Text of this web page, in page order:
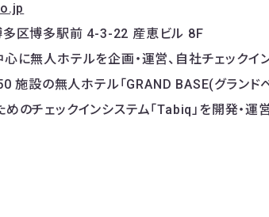
区博多駅前 4-3-22 産恵ビル 8F
に無人ホテルを企画・運営、自社チェックイ
施設の無人ホテル「GRAND BASE(グランド
のチェックインシステム「Tabiq」を開発・運営